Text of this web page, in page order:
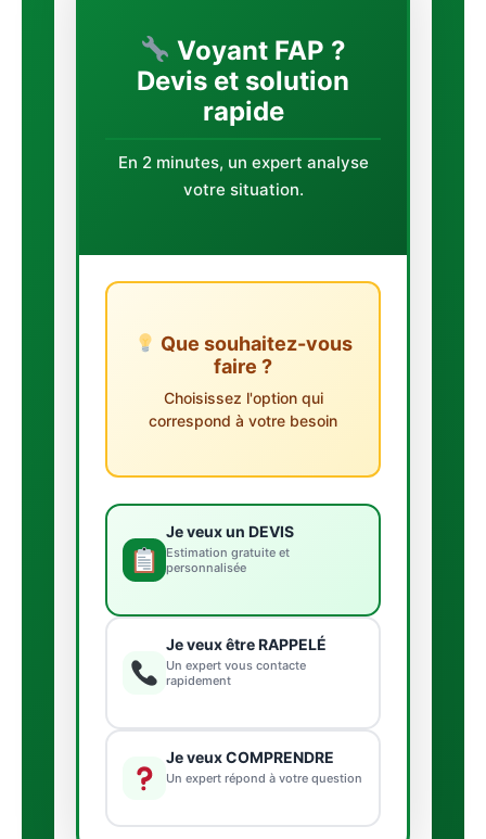
Voyant FAP ?
Devis et solution
rapide
En 2 minutes, un expert analyse
votre situation.
Que souhaitez-vous
faire ?
Choisissez l'option qui
correspond à votre besoin
Je veux un DEVIS
Estimation gratuite et
personnalisée
Je veux être RAPPELÉ
Un expert vous contacte
rapidement
Je veux COMPRENDRE
Un expert répond à votre question